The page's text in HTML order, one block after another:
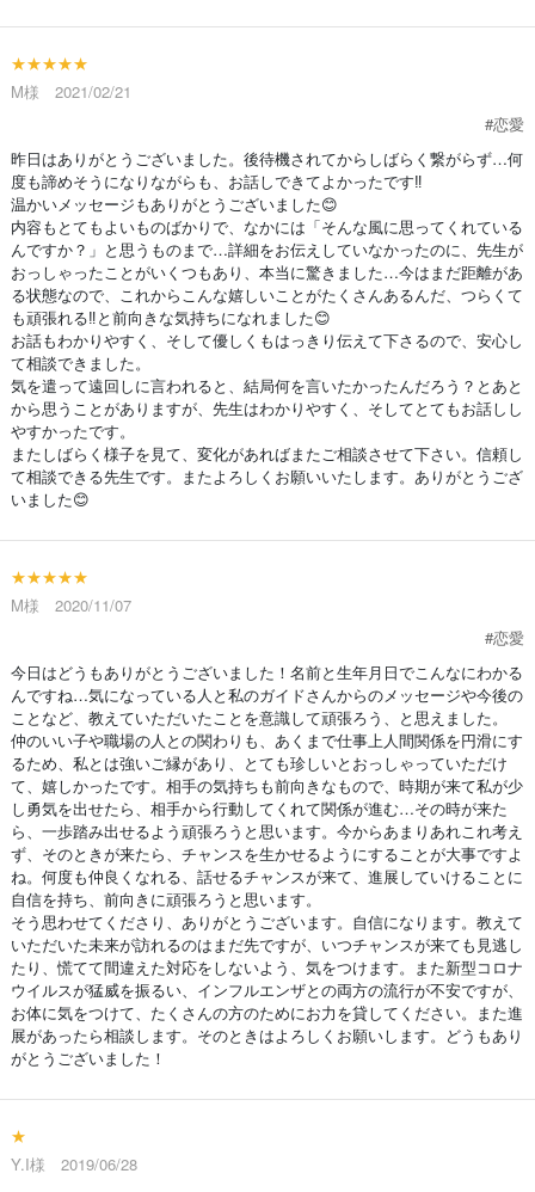
★★★★★
M様 2021/02/21
#恋愛
昨日はありがとうございました。後待機されてからしばらく繋がらず…何
度も諦めそうになりながらも、お話しできてよかったです‼
温かいメッセージもありがとうございました😊
内容もとてもよいものばかりで、なかには「そんな風に思ってくれている
んですか？」と思うものまで…詳細をお伝えしていなかったのに、先生が
おっしゃったことがいくつもあり、本当に驚きました…今はまだ距離があ
る状態なので、これからこんな嬉しいことがたくさんあるんだ、つらくて
も頑張れる‼と前向きな気持ちになれました😊
お話もわかりやすく、そして優しくもはっきり伝えて下さるので、安心し
て相談できました。
気を遣って遠回しに言われると、結局何を言いたかったんだろう？とあと
から思うことがありますが、先生はわかりやすく、そしてとてもお話しし
やすかったです。
またしばらく様子を見て、変化があればまたご相談させて下さい。信頼し
て相談できる先生です。またよろしくお願いいたします。ありがとうござ
いました😊
★★★★★
M様 2020/11/07
#恋愛
今日はどうもありがとうございました！名前と生年月日でこんなにわかる
んですね…気になっている人と私のガイドさんからのメッセージや今後の
ことなど、教えていただいたことを意識して頑張ろう、と思えました。
仲のいい子や職場の人との関わりも、あくまで仕事上人間関係を円滑にす
るため、私とは強いご縁があり、とても珍しいとおっしゃっていただけ
て、嬉しかったです。相手の気持ちも前向きなもので、時期が来て私が少
し勇気を出せたら、相手から行動してくれて関係が進む…その時が来た
ら、一歩踏み出せるよう頑張ろうと思います。今からあまりあれこれ考え
ず、そのときが来たら、チャンスを生かせるようにすることが大事ですよ
ね。何度も仲良くなれる、話せるチャンスが来て、進展していけることに
自信を持ち、前向きに頑張ろうと思います。
そう思わせてくださり、ありがとうございます。自信になります。教えて
いただいた未来が訪れるのはまだ先ですが、いつチャンスが来ても見逃し
たり、慌てて間違えた対応をしないよう、気をつけます。また新型コロナ
ウイルスが猛威を振るい、インフルエンザとの両方の流行が不安ですが、
お体に気をつけて、たくさんの方のためにお力を貸してください。また進
展があったら相談します。そのときはよろしくお願いします。どうもあり
がとうございました！
★
Y.I様 2019/06/28